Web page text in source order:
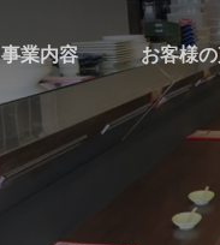
事業内容 お客様